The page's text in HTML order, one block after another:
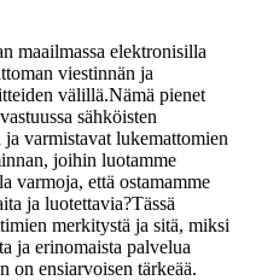
maailmassa elektronisilla
viestinnän ja
välillä.Nämä pienet
sähköisten
varmistavat lukemattomien
joihin luotamme
varmoja, että ostamamme
ja luotettavia?Tässä
merkitystä ja sitä, miksi
ja erinomaista palvelua
on ensiarvoisen tärkeää.